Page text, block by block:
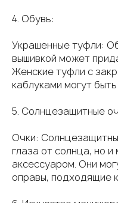
4. Обувь:
Украшенные туфли:
вышивкой может
Женские туфли с
каблуками могут
5. Солнцезащитные
Очки:
глаза от солнца, но и
аксессуаром. Они
оправы, подходящие